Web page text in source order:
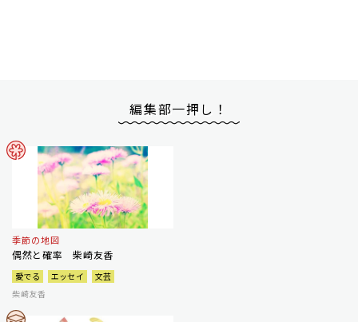
編集部一押し！
季節の地図
偶然と確率 柴崎友香
愛でる エッセイ
文芸
柴崎友香